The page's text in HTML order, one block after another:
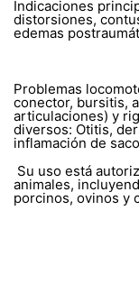
Indicaciones
distorsiones,
edemas
Problemas
conector, bursitis,
articulaciones) y
diversos: Otitis,
inflamación de
Su uso está
animales,
porcinos, ovinos y